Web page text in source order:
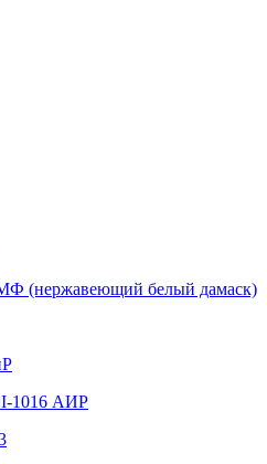
(нержавеющий белый дамаск)
1016 АИР